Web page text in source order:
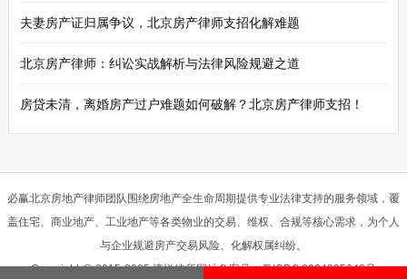
夫妻房产证归属争议，北京房产律师支招化解难题
北京房产律师：纠讼实战解析与法律风险规避之道
房贷未清，离婚房产过户难题如何破解？北京房产律师支招！
必赢北京房地产律师团队围绕房地产全生命周期提供专业法律支持的服务领域，覆
盖住宅、商业地产、工业地产等各类物业的交易、维权、合规等核心需求，为个人
与企业规避房产交易风险、化解权属纠纷。
Copyright @ 2015-2025 淳悦律所网站备案号：粤ICP备2024295643号